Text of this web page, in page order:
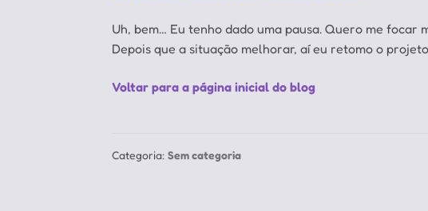
Uh, bem… Eu tenho dado uma pausa. Quero me
Depois que a situação melhorar, aí eu retomo o
Voltar para a página inicial do blog
Categoria:Sem categoria